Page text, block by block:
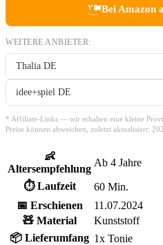
Bei Amazon
WEITERE ANBIETER:
Thalia DE
idee+spiel DE
* Affiliate-Links — wir erhalten eine kleine
Preise können abweichen, zuletzt aktualisiert:
👶
Altersempfehlung
Ab 4 Jahre
⏱ Laufzeit
60 Min.
📅 Erschienen
11.07.2024
🧸 Material
Kunststoff
📦 Lieferumfang 1x Tonie